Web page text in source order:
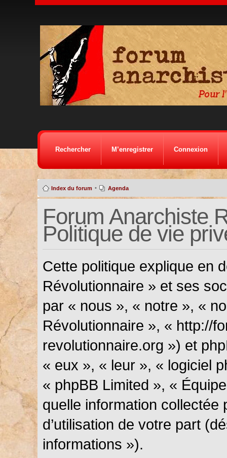
Rechercher M’enregistrer Connexion
Index du forum • Agenda
Forum Anarchiste
Politique de vie
Cette politique explique en
Révolutionnaire » et ses
par « nous », « notre », «
Révolutionnaire », « http://
revolutionnaire.org ») et
« eux », « leur », « logiciel
« phpBB Limited », «
quelle information collectée
d’utilisation de votre part
informations »).